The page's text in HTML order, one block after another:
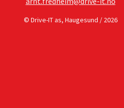
© Drive-IT as, Haugesund / 2026